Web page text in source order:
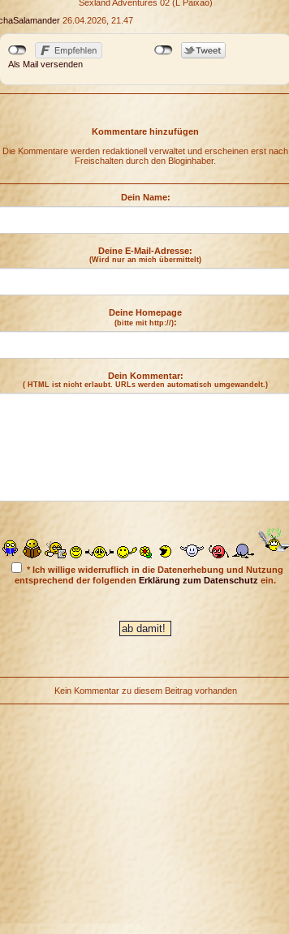
Sexland Adventures 02 (L Paixao)
26.04.2026, 21.47
Als Mail versenden
Kommentare hinzufügen
Die Kommentare werden redaktionell verwaltet und erscheinen erst nach
Freischalten durch den Bloginhaber.
Dein Name:
Deine E-Mail-Adresse:
(Wird nur an mich übermittelt)
Deine Homepage
(bitte mit http://):
Dein Kommentar:
( HTML ist nicht erlaubt. URLs werden automatisch umgewandelt.)
* Ich willige widerruflich in die Datenerhebung und Nutzung
entsprechend der folgenden Erklärung zum Datenschutz ein.
Kein Kommentar zu diesem Beitrag vorhanden